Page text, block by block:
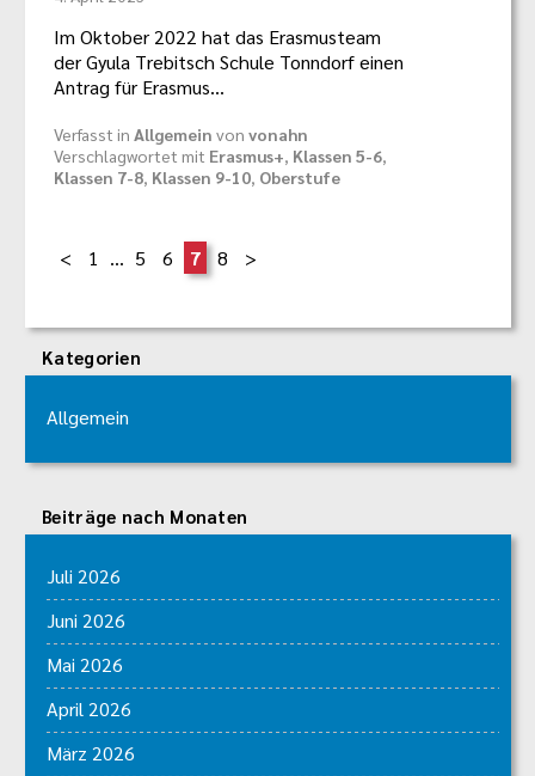
Im Oktober 2022 hat das Erasmusteam
der Gyula Trebitsch Schule Tonndorf einen
Antrag für Erasmus…
Verfasst in Allgemein von vonahn
Verschlagwortet mit Erasmus+, Klassen 5-6,
Klassen 7-8, Klassen 9-10, Oberstufe
1 … 5 6 7 8
Kategorien
Allgemein
Beiträge nach Monaten
Juli 2026
Juni 2026
Mai 2026
April 2026
März 2026